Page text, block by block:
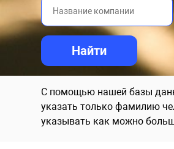
С помощью нашей базы
указать только фамилию
указывать как можно